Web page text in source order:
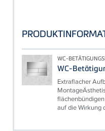
WC-
WC-
Extraflacher
auf die Wirkung